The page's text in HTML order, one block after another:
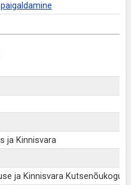
ja Kinnisvara
ja Kinnisvara Kutsenõukogu